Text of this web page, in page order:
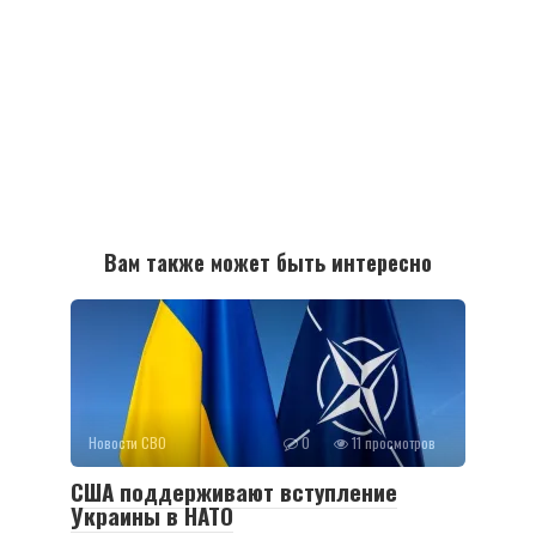
Вам также может быть интересно
Новости СВО 0 11 просмотров
США поддерживают вступление
Украины в НАТО